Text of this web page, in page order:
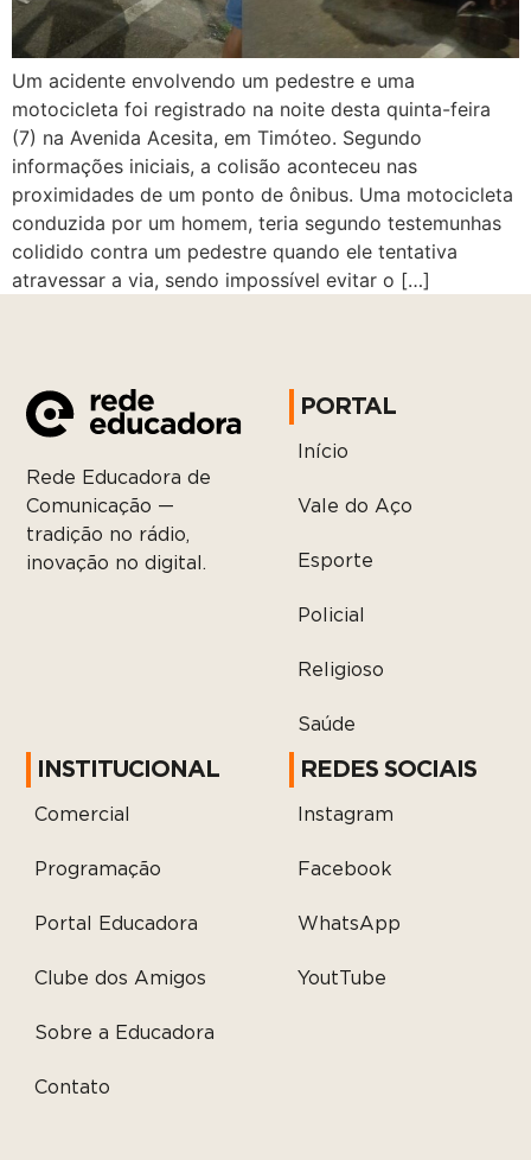
Um acidente envolvendo um pedestre e uma
motocicleta foi registrado na noite desta quinta-feira
(7) na Avenida Acesita, em Timóteo. Segundo
informações iniciais, a colisão aconteceu nas
proximidades de um ponto de ônibus. Uma motocicleta
conduzida por um homem, teria segundo testemunhas
colidido contra um pedestre quando ele tentativa
atravessar a via, sendo impossível evitar o […]
Rede Educadora de
Comunicação —
tradição no rádio,
inovação no digital.
PORTAL
Início
Vale do Aço
Esporte
Policial
Religioso
Saúde
INSTITUCIONAL
Comercial
Programação
Portal Educadora
Clube dos Amigos
Sobre a Educadora
Contato
REDES SOCIAIS
Instagram
Facebook
WhatsApp
YoutTube